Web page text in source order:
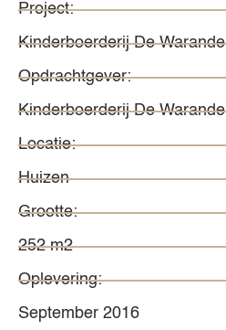
Project:
Kinderboerderij De Warande
Opdrachtgever:
Kinderboerderij De Warande
Locatie:
Huizen
Grootte:
252 m2
Oplevering:
September 2016